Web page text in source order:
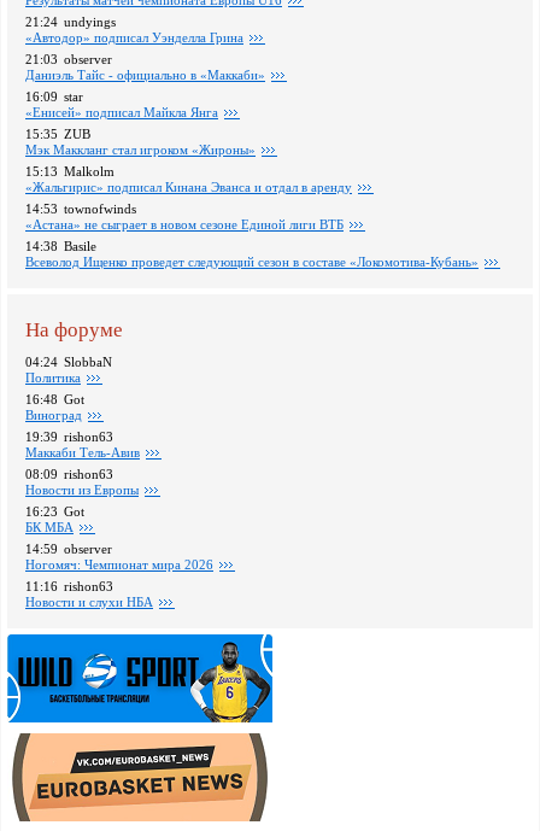
21:24 undyings
«Автодор» подписал Уэнделла Грина
21:03 observer
Даниэль Тайс - официально в «Маккаби»
16:09 star
«Енисей» подписал Майкла Янга
15:35 ZUB
Мэк Маккланг стал игроком «Жироны»
15:13 Malkolm
«Жальгирис» подписал Кинана Эванса и отдал в аренду
14:53 townofwinds
«Астана» не сыграет в новом сезоне Единой лиги ВТБ
14:38 Basile
Всеволод Ищенко проведет следующий сезон в составе «Локомотива-Кубань»
На форуме
04:24 SlobbaN
Политика
16:48 Got
Виноград
19:39 rishon63
Маккаби Тель-Авив
08:09 rishon63
Новости из Европы
16:23 Got
БК МБА
14:59 observer
Ногомяч: Чемпионат мира 2026
11:16 rishon63
Новости и слухи НБА